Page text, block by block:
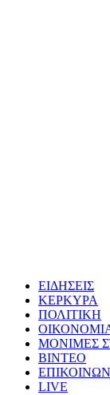
ΕΙΔΗΣΕΙΣ
ΚΕΡΚΥΡΑ
ΠΟΛΙΤΙΚΗ
ΜΟΝΙΜΕΣ
ΒΙΝΤΕΟ
LIVE